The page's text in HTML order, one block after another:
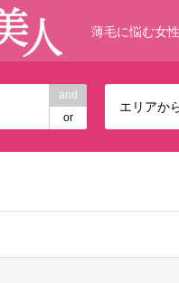
薄毛に悩む女
and
or
エリアか